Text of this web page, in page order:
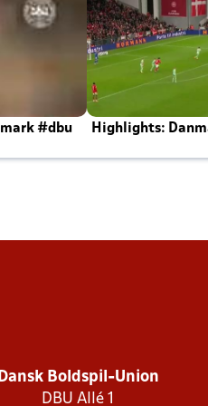
#dbu
Highlights:
Boldspil-Union
DBU Allé 1